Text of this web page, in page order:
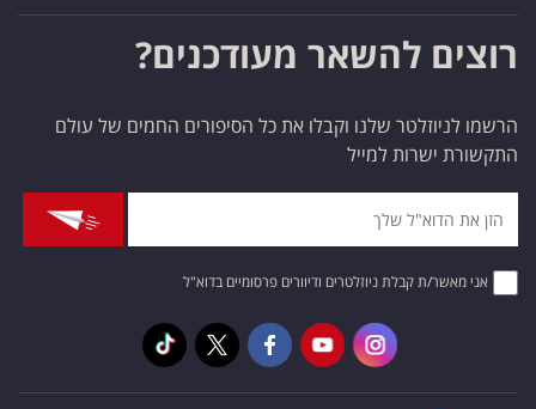
רוצים להשאר מעודכנים?
הרשמו לניוזלטר שלנו וקבלו את כל הסיפורים החמים של עולם
התקשורת ישרות למייל
אני מאשר/ת קבלת ניוזלטרים ודיוורים פרסומיים בדוא"ל